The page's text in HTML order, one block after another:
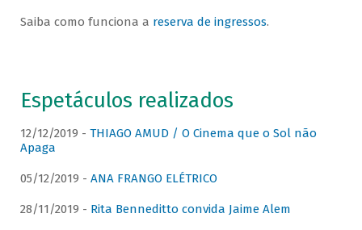
Saiba como funciona a reserva de ingressos.
Espetáculos realizados
12/12/2019 - THIAGO AMUD / O Cinema que o Sol não
Apaga
05/12/2019 - ANA FRANGO ELÉTRICO
28/11/2019 - Rita Benneditto convida Jaime Alem